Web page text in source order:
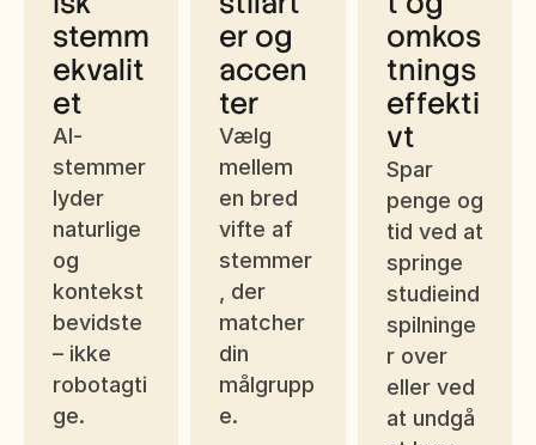
stemm
ekvalit
et
AI-
stemmer
lyder
naturlige
og
kontekst
bevidste
– ikke
robotagti
ge.
er og
accen
ter
Vælg
mellem
en bred
vifte af
stemmer
, der
matcher
din
målgrupp
e.
omkos
tnings
effekti
vt
Spar
penge og
tid ved at
springe
studieind
spilninge
r over
eller ved
at undgå